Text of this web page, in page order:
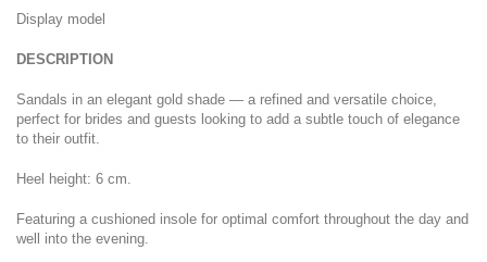
Display model
DESCRIPTION
Sandals in an elegant gold shade — a refined and versatile choice,
perfect for brides and guests looking to add a subtle touch of elegance
to their outfit.
Heel height: 6 cm.
Featuring a cushioned insole for optimal comfort throughout the day and
well into the evening.